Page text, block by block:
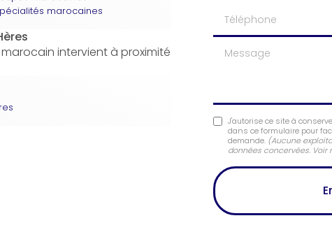
marocaines
intervient à proximité
Téléphone
Message
J'autorise ce site à
dans ce formulaire pour
demande. (Aucune
données concervées. Voir